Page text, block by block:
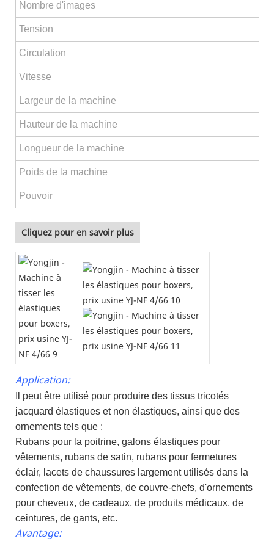
Nombre d'images
Tension
Circulation
Vitesse
Largeur de la machine
Hauteur de la machine
Longueur de la machine
Poids de la machine
Pouvoir
Cliquez pour en savoir plus
Application:
Il peut être utilisé pour produire des tissus tricotés
jacquard élastiques et non élastiques, ainsi que des
ornements tels que :
Rubans pour la poitrine, galons élastiques pour
vêtements, rubans de satin, rubans pour fermetures
éclair, lacets de chaussures largement utilisés dans la
confection de vêtements, de couvre-chefs, d'ornements
pour cheveux, de cadeaux, de produits médicaux, de
ceintures, de gants, etc.
Avantage: